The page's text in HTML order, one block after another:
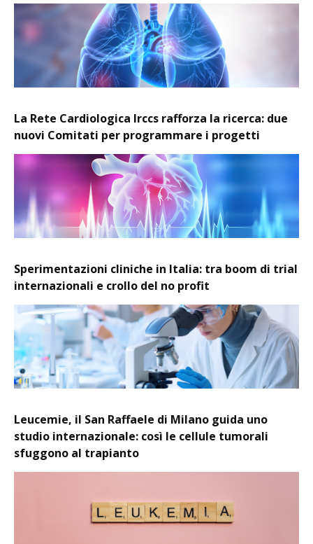
La Rete Cardiologica Irccs rafforza la ricerca: due
nuovi Comitati per programmare i progetti
Sperimentazioni cliniche in Italia: tra boom di trial
internazionali e crollo del no profit
Leucemie, il San Raffaele di Milano guida uno
studio internazionale: così le cellule tumorali
sfuggono al trapianto